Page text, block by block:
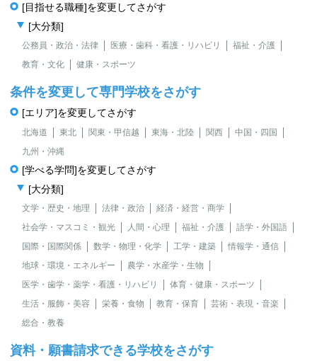
[目指せる職種]を変更してさがす
[大分類]
公務員・政治・法律 医療・歯科・看護・リハビリ
福祉・介護
教育・文化
健康・スポーツ
条件を変更して専門学校をさがす
[エリア]を変更してさがす
北海道 東北 関東・甲信越 東海・北陸 関西
中国・四国
九州・沖縄
[学べる学問]を変更してさがす
[大分類]
文学・歴史・地理 法律・政治
経済・経営・商学
社会学・マスコミ・観光
人間・心理 福祉・介護
語学・外国語
国際・国際関係
数学・物理・化学 工学・建築
情報学・通信
地球・環境・エネルギー
農学・水産学・生物
医学・歯学・薬学・看護・リハビリ
体育・健康・スポーツ
生活・服飾・美容
栄養・食物 教育・保育
芸術・表現・音楽
総合・教養
資料・願書請求できる学校をさがす